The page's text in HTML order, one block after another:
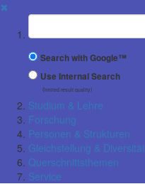
✖
Suchbegriff
Search with Google™
Use Internal Search
(limited result quality)
Studium & Lehre
Forschung
Personen & Strukturen
Gleichstellung & Diversität
Querschnittsthemen
Service